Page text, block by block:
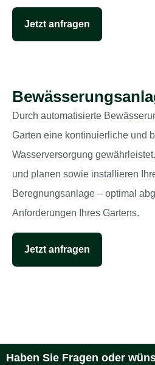
Jetzt anfragen
Durch automatisierte
Garten eine kontinuierliche und
Wasserversorgung
und planen sowie installieren
Beregnungsanlage – optimal
Anforderungen Ihres Gartens.
Jetzt anfragen
Haben Sie Fragen oder